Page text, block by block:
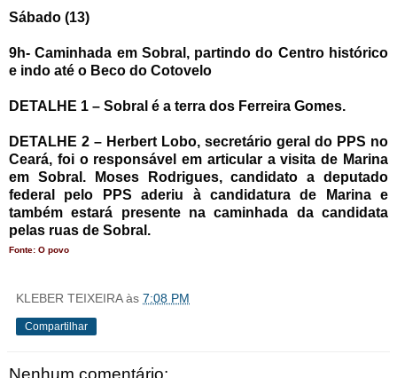
Sábado (13)
9h- Caminhada em Sobral, partindo do Centro histórico
e indo até o Beco do Cotovelo
DETALHE 1 – Sobral é a terra dos Ferreira Gomes.
DETALHE 2 – Herbert Lobo, secretário geral do PPS no
Ceará, foi o responsável em articular a visita de Marina
em Sobral. Moses Rodrigues, candidato a deputado
federal pelo PPS aderiu à candidatura de Marina e
também estará presente na caminhada da candidata
pelas ruas de Sobral.
Fonte: O povo
KLEBER TEIXEIRA às 7:08 PM
Compartilhar
Nenhum comentário: